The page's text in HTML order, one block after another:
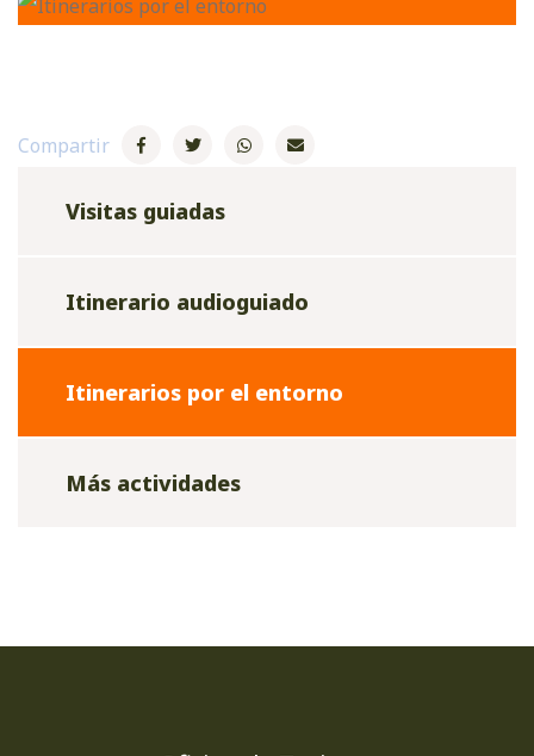
Compartir
Visitas guiadas
Itinerario audioguiado
Itinerarios por el entorno
Más actividades